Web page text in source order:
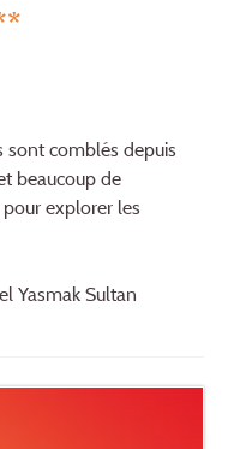
comblés depuis
beaucoup de
explorer les
Yasmak Sultan